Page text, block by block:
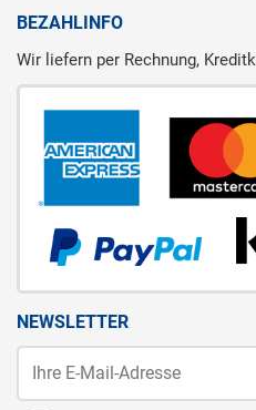
BEZAHLINFO
Wir liefern per Rechnung,
NEWSLETTER